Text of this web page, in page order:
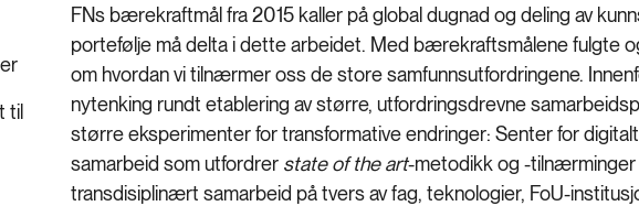
til
FNs bærekraftmål fra 2015 kaller på global dugnad og deling av
portefølje må delta i dette arbeidet. Med bærekraftsmålene fulgte
om hvordan vi tilnærmer oss de store samfunnsutfordringene.
nytenking rundt etablering av større, utfordringsdrevne
større eksperimenter for transformative endringer: Senter for
samarbeid som utfordrer state of the art-metodikk og -
transdisiplinært samarbeid på tvers av fag, teknologier, FoU-